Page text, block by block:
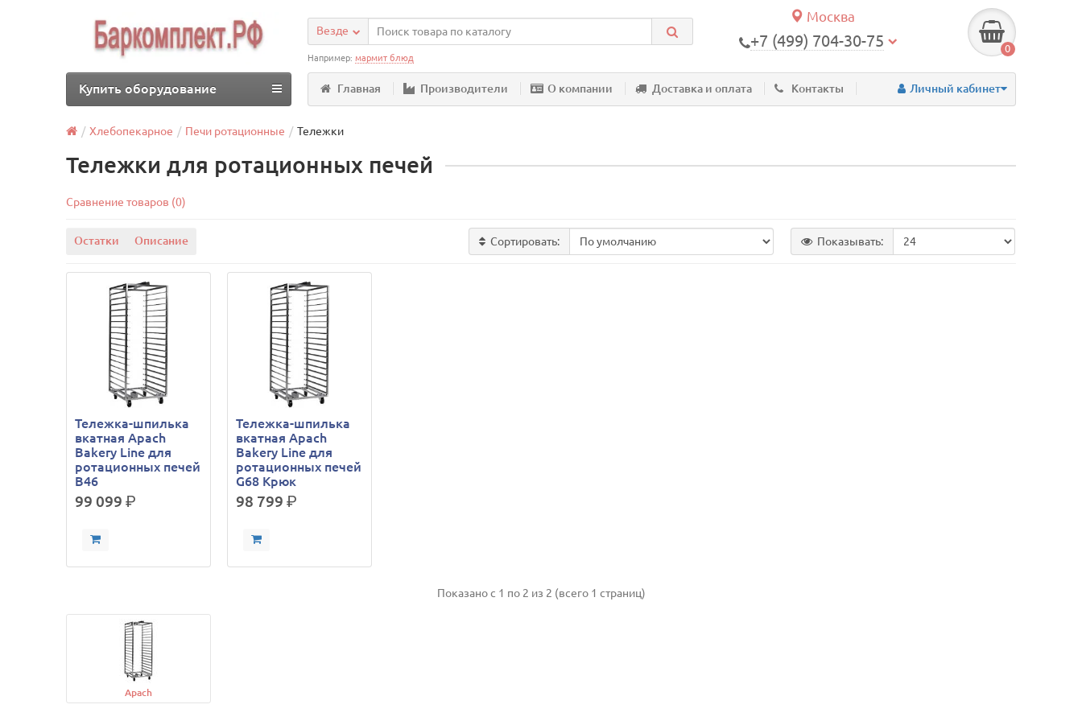
Москва
+7 (499) 704-30-75 0
Везде
Например:мармит блюд
Главная Производители О компании Доставка и оплата Контакты Личный кабинет
Купить оборудование
Хлебопекарное Печи ротационные Тележки
Тележки для ротационных печей
Сравнение товаров (0)
Остатки Описание Сортировать: Показывать:
Тележка-шпилька
вкатная Apach
Bakery Line для
ротационных печей
B46
99 099р.
Тележка-шпилька
вкатная Apach
Bakery Line для
ротационных печей
G68 Крюк
98 799р.
Показано с 1 по 2 из 2 (всего 1 страниц)
Apach